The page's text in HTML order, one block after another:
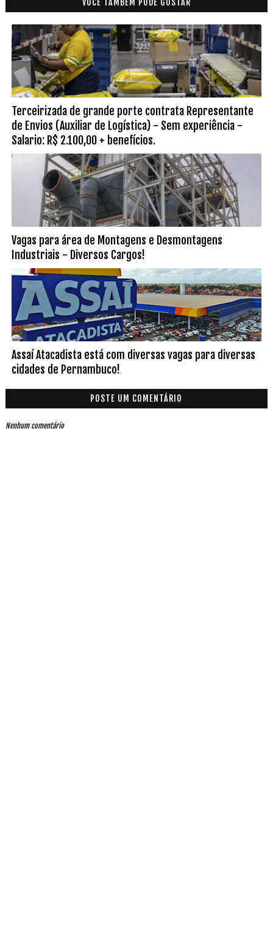
VOCÊ TAMBÉM PODE GOSTAR
Terceirizada de grande porte contrata Representante
de Envios (Auxiliar de Logística) - Sem experiência -
Salario: R$ 2.100,00 + benefícios.
Vagas para área de Montagens e Desmontagens
Industriais - Diversos Cargos!
Assaí Atacadista está com diversas vagas para diversas
cidades de Pernambuco!
POSTE UM COMENTÁRIO
Nenhum comentário